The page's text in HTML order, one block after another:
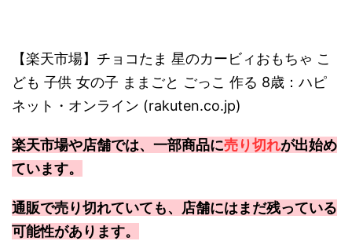
【楽天市場】チョコたま 星のカービィおもちゃ こ
ども 子供 女の子 ままごと ごっこ 作る 8歳：ハピ
ネット・オンライン (rakuten.co.jp)
楽天市場や店舗では、一部商品に売り切れが出始め
ています。
通販で売り切れていても、店舗にはまだ残っている
可能性があります。